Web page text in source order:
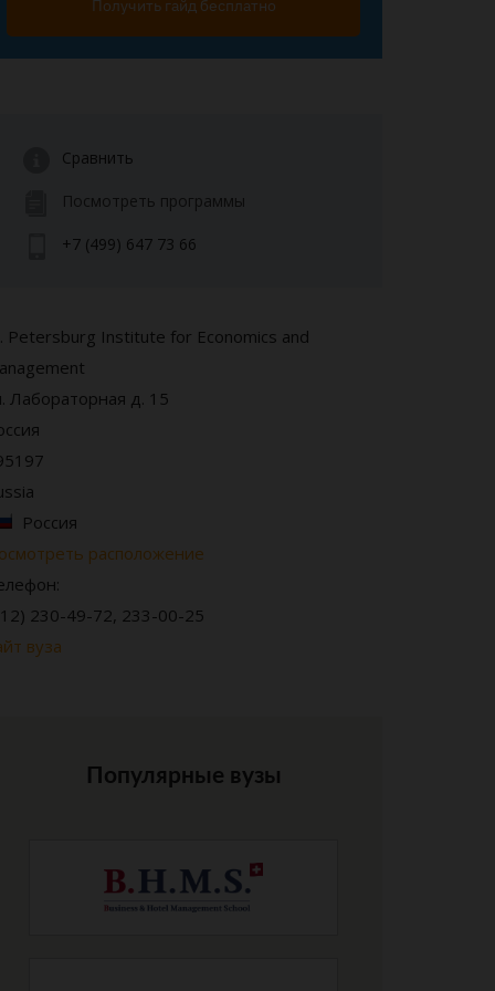
Получить гайд бесплатно
Сравнить
Посмотреть программы
+7 (499) 647 73 66
Petersburg Institute for Economics and
Лабораторная д. 15
Россия
расположение
230-49-72, 233-00-25
вуза
Популярные вузы